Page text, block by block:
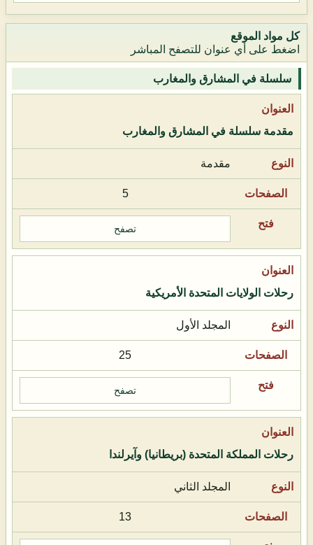
كل مواد الموقع
اضغط على أي عنوان للتصفح المباشر
سلسلة في المشارق والمغارب
مقدمة سلسلة في المشارق والمغارب
مقدمة
5
تصفح
رحلات الولايات المتحدة الأمريكية
المجلد الأول
25
تصفح
رحلات المملكة المتحدة (بريطانيا) وآيرلندا
المجلد الثاني
13